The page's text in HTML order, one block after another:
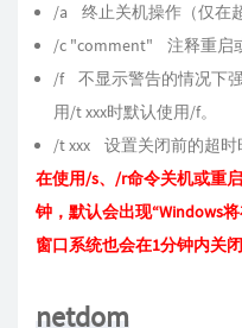
/a 终止关机操作（仅在
/c "comment" 注释重启
/f 不显示警告的情况下
用/t xxx时默认使用/f。
/t xxx 设置关闭前的超时
在使用/s、/r命令关机或重
钟，默认会出现“Windows
窗口系统也会在1分钟内关闭
netdom